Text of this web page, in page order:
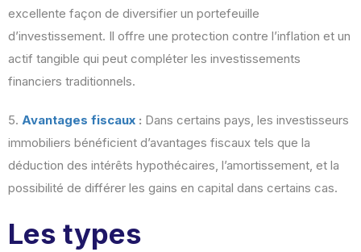
excellente façon de diversifier un portefeuille
d’investissement. Il offre une protection contre l’inflation et un
actif tangible qui peut compléter les investissements
financiers traditionnels.
5. Avantages fiscaux : Dans certains pays, les investisseurs
immobiliers bénéficient d’avantages fiscaux tels que la
déduction des intérêts hypothécaires, l’amortissement, et la
possibilité de différer les gains en capital dans certains cas.
Les types